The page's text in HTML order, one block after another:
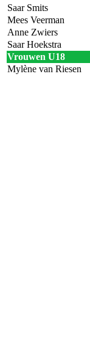
Saar Smits
Mees Veerman
Anne Zwiers
Saar Hoekstra
Vrouwen U18
Mylène van Riesen